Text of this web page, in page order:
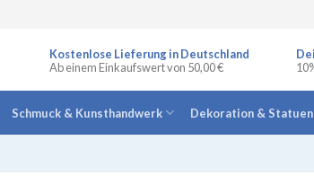
Kostenlose Lieferung in Deutschland
Ab einem Einkaufswert von 50,00 €
Schmuck & Kunsthandwerk Dekoration & Statuen